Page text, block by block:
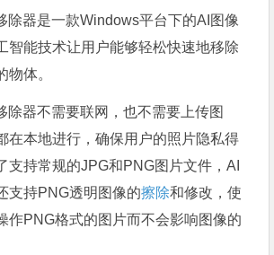
除器是一款Windows平台下的AI图像
智能技术让用户能够轻松快速地移除
物体。
除器不需要联网，也不需要上传图
在本地进行，确保用户的照片隐私得
支持常规的JPG和PNG图片文件，AI
支持PNG透明图像的擦除和修改，使
作PNG格式的图片而不会影响图像的